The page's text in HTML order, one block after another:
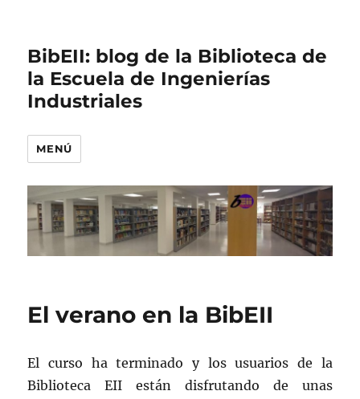
BibEII: blog de la Biblioteca de
la Escuela de Ingenierías
Industriales
MENÚ
El verano en la BibEII
El curso ha terminado y los usuarios de la
Biblioteca EII están disfrutando de unas